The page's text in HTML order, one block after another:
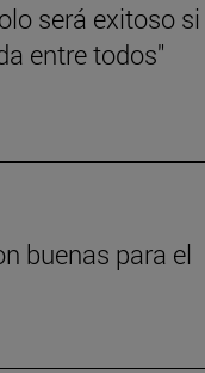
será exitoso
entre todos"
buenas para el